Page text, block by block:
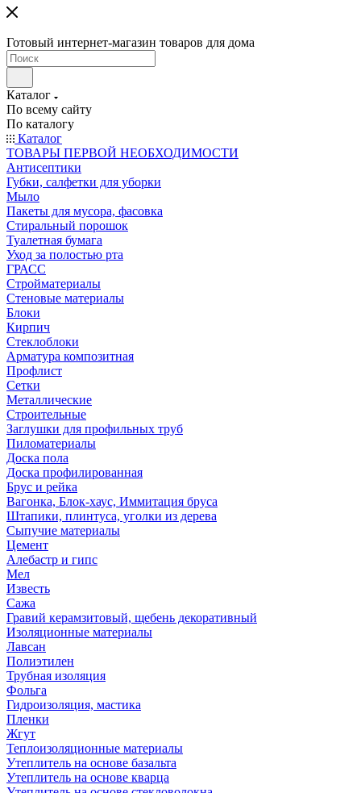
Готовый интернет-магазин товаров для дома
Каталог
По всему сайту
По каталогу
Каталог
ТОВАРЫ ПЕРВОЙ НЕОБХОДИМОСТИ
Антисептики
Губки, салфетки для уборки
Мыло
Пакеты для мусора, фасовка
Стиральный порошок
Туалетная бумага
Уход за полостью рта
ГРАСС
Стройматериалы
Стеновые материалы
Блоки
Кирпич
Стеклоблоки
Арматура композитная
Профлист
Сетки
Металлические
Строительные
Заглушки для профильных труб
Пиломатериалы
Доска пола
Доска профилированная
Брус и рейка
Вагонка, Блок-хаус, Иммитация бруса
Штапики, плинтуса, уголки из дерева
Сыпучие материалы
Цемент
Алебастр и гипс
Мел
Известь
Сажа
Гравий керамзитовый, щебень декоративный
Изоляционные материалы
Лавсан
Полиэтилен
Трубная изоляция
Фольга
Гидроизоляция, мастика
Пленки
Жгут
Теплоизоляционные материалы
Утеплитель на основе базальта
Утеплитель на основе кварца